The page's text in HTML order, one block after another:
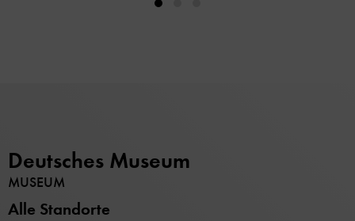
Deutsches Museum
MUSEUM
Alle Standorte